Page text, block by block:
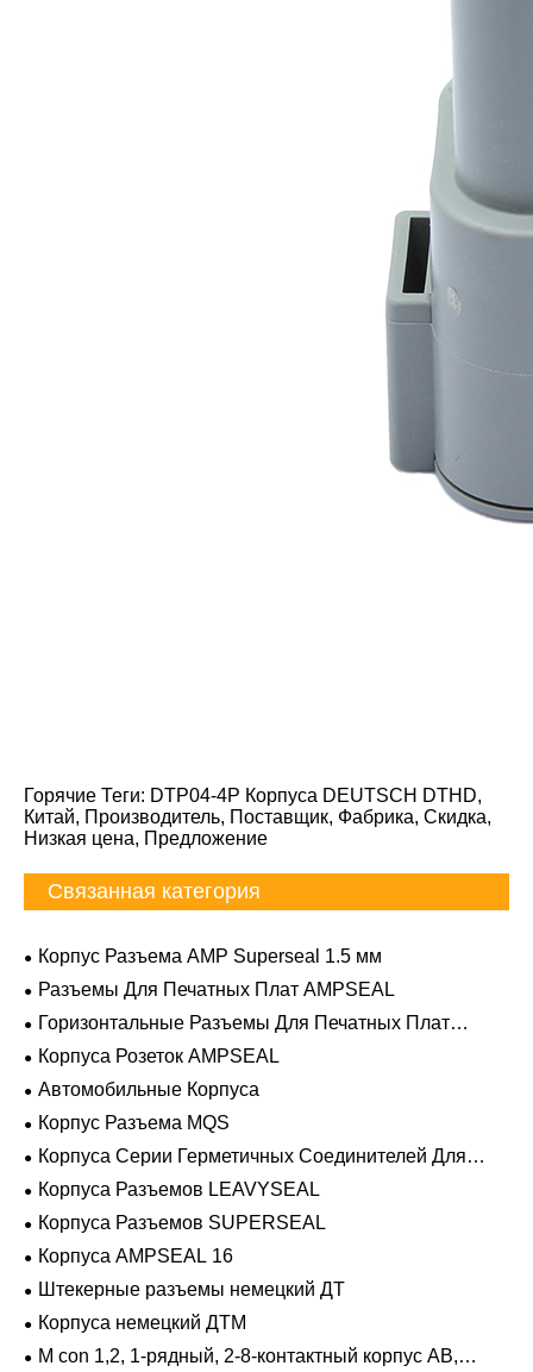
Горячие Теги: DTP04-4P Корпуса DEUTSCH DTHD,
Китай, Производитель, Поставщик, Фабрика, Скидка,
Низкая цена, Предложение
Связанная категория
Корпус Разъема AMP Superseal 1.5 мм
Разъемы Для Печатных Плат AMPSEAL
Горизонтальные Разъемы Для Печатных Плат
AMPSEAL
Корпуса Розеток AMPSEAL
Автомобильные Корпуса
Корпус Разъема MQS
Корпуса Серии Герметичных Соединителей Для
Тяжелых Условий Эксплуатации
Корпуса Разъемов LEAVYSEAL
Корпуса Разъемов SUPERSEAL
Корпуса AMPSEAL 16
Штекерные разъемы немецкий ДТ
Корпуса немецкий ДТМ
M con 1,2, 1-рядный, 2-8-контактный корпус AB,